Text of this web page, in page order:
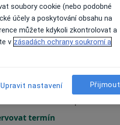
termín
soubory cookie (nebo podobné
účely a poskytování obsahu na
můžete kdykoli zkontrolovat a
v zásadách ochrany soukromí a
Upravit nastavení Přijmout